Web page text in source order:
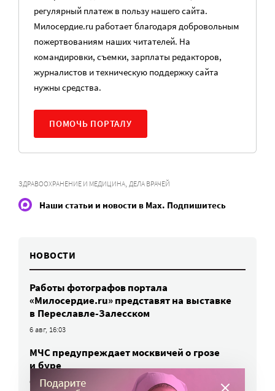
регулярный платеж в пользу нашего сайта.
Милосердие.ru работает благодаря добровольным
пожертвованиям наших читателей. На
командировки, съемки, зарплаты редакторов,
журналистов и техническую поддержку сайта
нужны средства.
ПОМОЧЬ ПОРТАЛУ
ЗДРАВООХРАНЕНИЕ И МЕДИЦИНА, ДЕЛА ВРАЧЕЙ
Наши статьи и новости в Max. Подпишитесь
НОВОСТИ
Работы фотографов портала
«Милосердие.ru» представят на выставке
в Переславле-Залесском
6 авг, 16:03
МЧС предупреждает москвичей о грозе
и буре
6 авг, 15:55